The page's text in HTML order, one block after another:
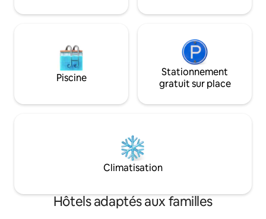
Piscine
Stationnement
gratuit sur place
Climatisation
Hôtels adaptés aux familles